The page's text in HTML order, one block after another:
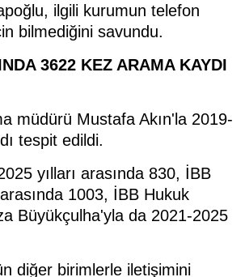
ilgili kurumun telefon
bilmediğini savundu.
3622 KEZ ARAMA KAYDI
müdürü Mustafa Akın'la 2019-
tespit edildi.
yılları arasında 830, İBB
1003, İBB Hukuk
Büyükçulha'yla da 2021-2025
diğer birimlerle iletişimini